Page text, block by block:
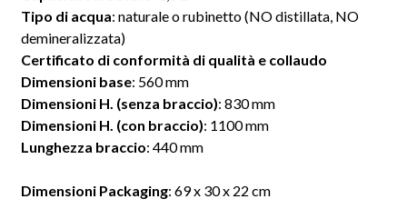
Tipo di acqua: naturale o rubinetto (NO distillata, NO
demineralizzata)
Certificato di conformità di qualità e collaudo
Dimensioni base: 560 mm
Dimensioni H. (senza braccio): 830 mm
Dimensioni H. (con braccio): 1100 mm
Lunghezza braccio: 440 mm
Dimensioni Packaging: 69 x 30 x 22 cm